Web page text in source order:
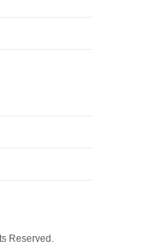
Reserved.